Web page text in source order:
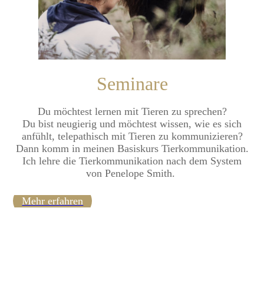
Seminare
Du möchtest lernen mit Tieren zu sprechen?
Du bist neugierig und möchtest wissen, wie es sich
anfühlt, telepathisch mit Tieren zu kommunizieren?
Dann komm in meinen Basiskurs Tierkommunikation.
Ich lehre die Tierkommunikation nach dem System
von Penelope Smith.
Mehr erfahren